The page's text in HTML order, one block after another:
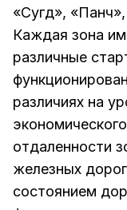
«Сугд»,
Каждая зона
различные
различиях на
отдаленности
железных
состоянием